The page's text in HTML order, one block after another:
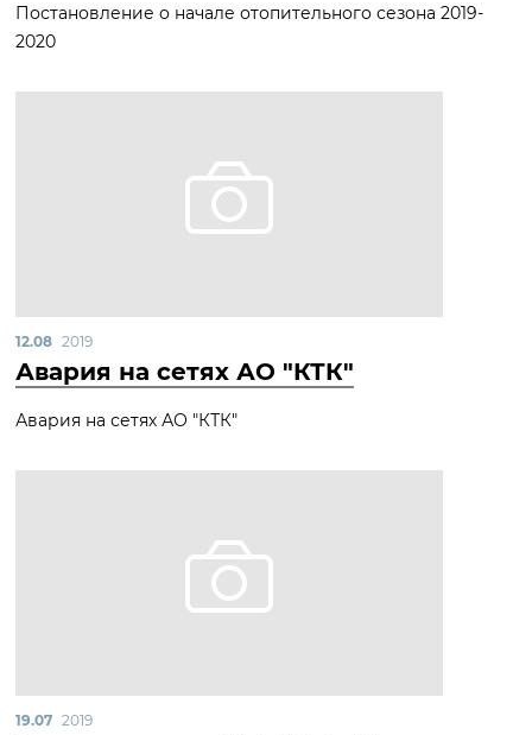
Постановление о начале отопительного сезона 2019-
2020
12.08 2019
Авария на сетях АО "КТК"
Авария на сетях АО "КТК"
19.07 2019